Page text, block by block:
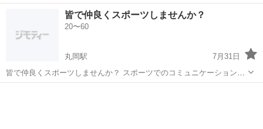
クル🏸 ｍｉｎｔｏｎ部スタートしました🎵 経験者はもちろん、 体を
動かしたい方〜新たな趣味を増やしたい方 オールＯＫです👌 参加費
福井市 福井駅 バドミントン
皆で仲良くスポーツしませんか？
20〜60
丸岡駅
7月31日
皆で仲良くスポーツしませんか？ スポーツでのコミュニケーションな
ども図れたらいいかと思ってます。 最近であれば、7月30日